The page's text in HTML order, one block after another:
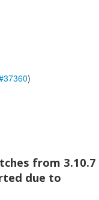
)
from 3.10.7
due to